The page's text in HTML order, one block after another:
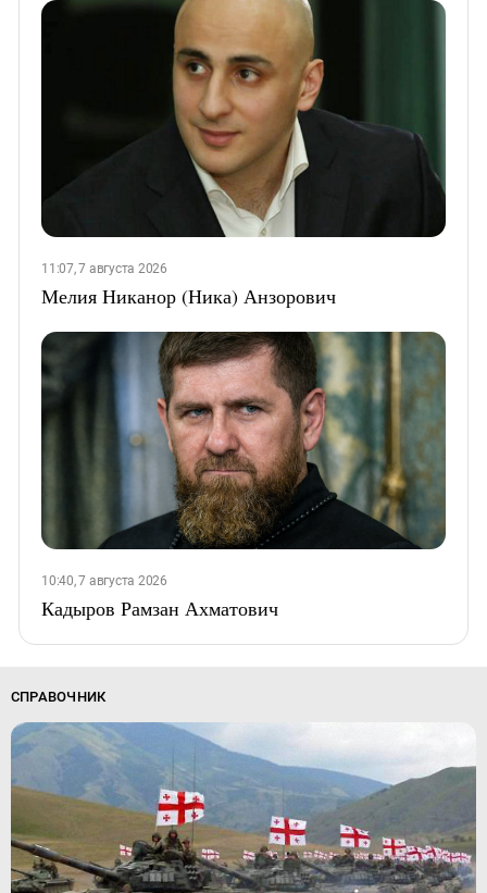
11:07, 7 августа 2026
Мелия Никанор (Ника) Анзорович
10:40, 7 августа 2026
Кадыров Рамзан Ахматович
СПРАВОЧНИК